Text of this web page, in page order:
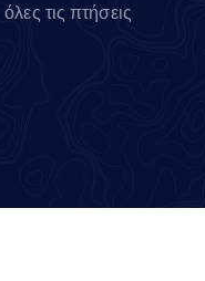
όλες τις πτήσεις